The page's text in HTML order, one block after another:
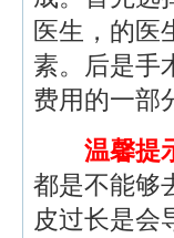
医生，的医
素。后是手
费用的一部
温馨提
都是不能够
皮过长是会